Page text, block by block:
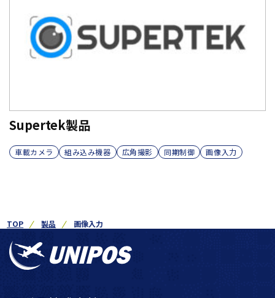
Supertek製品
車載カメラ 組み込み機器 広角撮影 同期制御 画像入力
TOP 製品 画像入力